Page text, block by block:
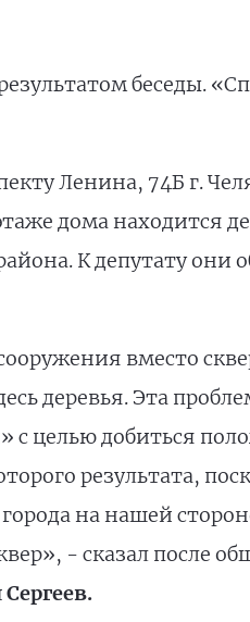
беседы.
Ленина, 74Б г.
дома находится
К депутату они
вместо
деревья. Эта
с целью добиться
результата,
на нашей
- сказал после